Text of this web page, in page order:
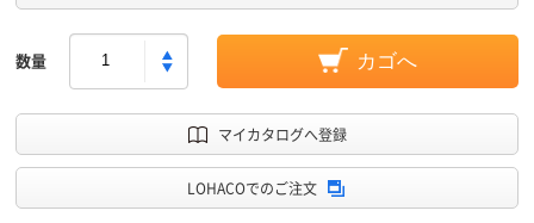
数量 カゴへ
マイカタログへ登録
LOHACOでのご注文